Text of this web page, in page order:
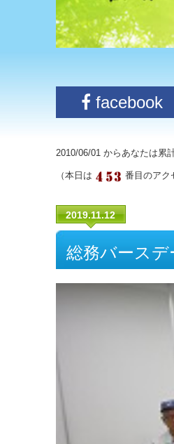
facebook
2010/06/01 からあなたは累
（本日は 番目のア
2019.11.12
総務バース